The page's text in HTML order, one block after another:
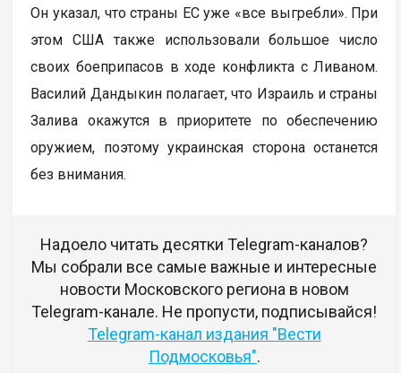
Он указал, что страны ЕС уже «все выгребли». При
этом США также использовали большое число
своих боеприпасов в ходе конфликта с Ливаном.
Василий Дандыкин полагает, что Израиль и страны
Залива окажутся в приоритете по обеспечению
оружием, поэтому украинская сторона останется
без внимания.
Надоело читать десятки Telegram-каналов?
Мы собрали все самые важные и интересные
новости Московского региона в новом
Telegram-канале. Не пропусти, подписывайся!
Telegram-канал издания "Вести
Подмосковья".